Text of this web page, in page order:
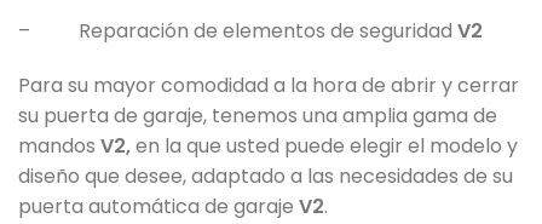
– Reparación de elementos de seguridad V2
Para su mayor comodidad a la hora de abrir y cerrar
su puerta de garaje, tenemos una amplia gama de
mandos V2,en la que usted puede elegir el modelo y
diseño que desee, adaptado a las necesidades de su
puerta automática de garaje V2.